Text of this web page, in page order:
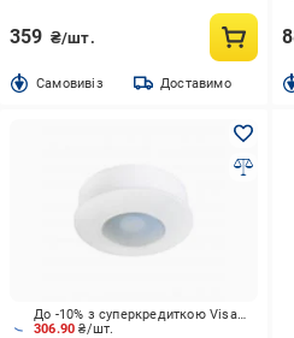
359 ₴/шт.
Cамовивіз Доставимо
306.90₴/шт.
До -10% з суперкредиткою Visa Вигода